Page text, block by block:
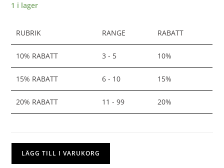
1 i lager
RUBRIK RANGE RABATT
10% RABATT 3 - 5 10%
15% RABATT 6 - 10 15%
20% RABATT 11 - 99 20%
LÄGG TILL I VARUKORG